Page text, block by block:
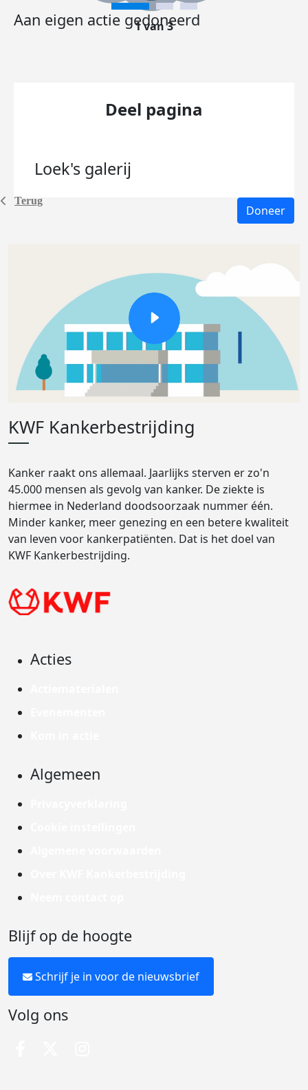
Terug
Aan eigen actie gedoneerd
1 van 3
Deel pagina
Loek's galerij
Doneer
KWF Kankerbestrijding
Kanker raakt ons allemaal. Jaarlijks sterven er zo'n
45.000 mensen als gevolg van kanker. De ziekte is
hiermee in Nederland doodsoorzaak nummer één.
Minder kanker, meer genezing en een betere kwaliteit
van leven voor kankerpatiënten. Dat is het doel van
KWF Kankerbestrijding.
Acties
Algemeen
Blijf op de hoogte
Schrijf je in voor de nieuwsbrief
Volg ons